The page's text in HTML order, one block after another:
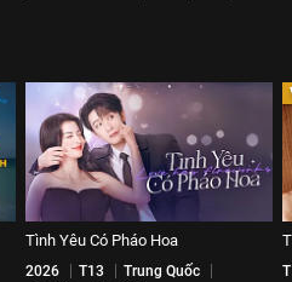
Tình Yêu Có Pháo Hoa
2026 T13
Trung Quốc